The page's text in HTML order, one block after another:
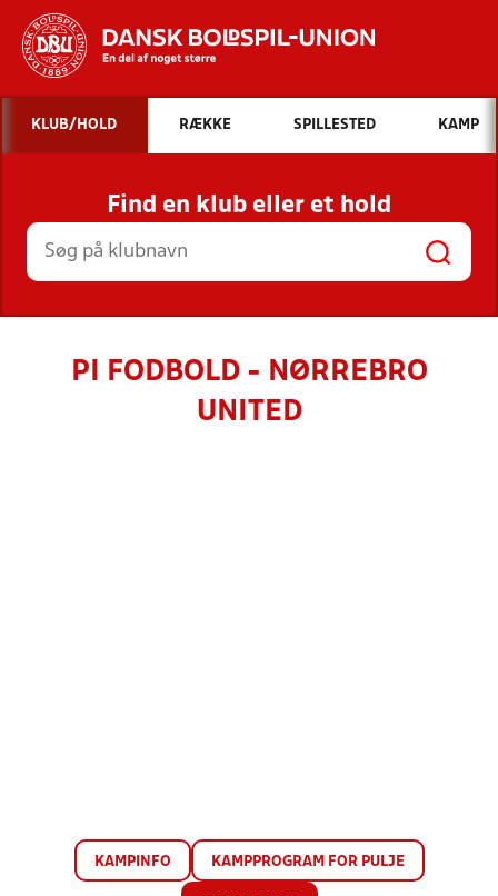
Hvad vil du søge efter?
INDHOLD OG NYHEDER
STILLINGER, RESULTATER, KLUBBER OG
HOLD
KLUB/HOLD RÆKKE SPILLESTED KAMP
Find en klub eller et hold
PI FODBOLD - NØRREBRO
UNITED
KAMPINFO KAMPPROGRAM FOR PULJE